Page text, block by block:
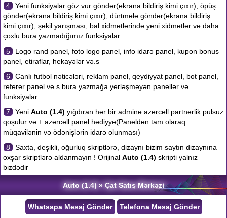
4
Yeni funksiyalar göz vur göndər(ekrana bildiriş kimi çıxır), öpüş
göndər(ekrana bildiriş kimi çıxır), dürtmələ göndər(ekrana bildiriş
kimi çıxır), şəkil yarışması, bal xidmətlərində yeni xidmətlər və daha
çoxlu bura yazmadığımız funksiyalar
5
Logo rand panel, foto logo panel, info idarə panel, kupon bonus
panel, etiraflar, hekayələr və.s
6
Canlı futbol nəticələri, reklam panel, qeydiyyat panel, bot panel,
referer panel ve.s bura yazmağa yerləşməyən panellər və
funksiyalar
7
Yeni Auto (1.4) yığdıran hər bir adminə azercell partnerlik pulsuz
qoşulur və + azərcell panel hədiyyə(Paneldən tam olaraq
müqavilənin və ödənişlərin idarə olunması)
8
Saxta, deşikli, oğurluq skriptlərə, dizaynı bizim saytın dizaynına
oxşar skriptlərə aldanmayın ! Orijinal Auto (1.4) skripti yalnız
bizdədir
Auto (1.4) » Çat Satış Mərkəzi
Whatsapa Mesaj Göndər Telefona Mesaj Göndər